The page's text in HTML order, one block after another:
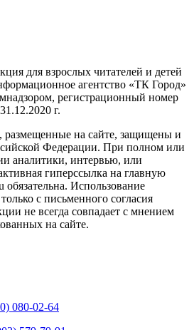
для взрослых читателей и детей
агентство «ТК Город»
регистрационный номер
г.
размещенные на сайте, защищены и
Федерации. При полном или
аналитики, интервью, или
гиперссылка на главную
Использование
с письменного согласия
не всегда совпадает с мнением
на сайте.
080-02-64